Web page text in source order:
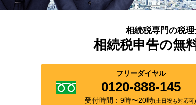
相続税専門の税理
相続税申告の無
フリーダイヤル
0120-888-145
受付時間：9時〜20時(土日祝も対応可)